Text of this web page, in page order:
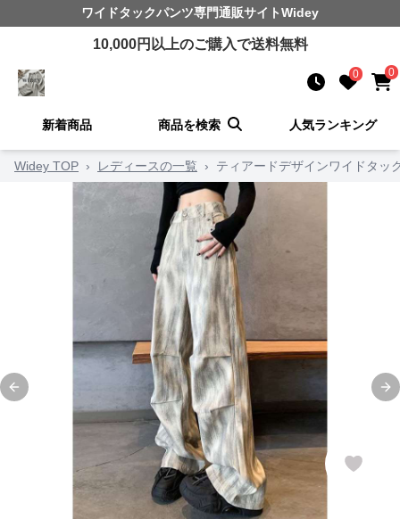
ワイドタックパンツ専門通販サイトWidey
10,000円以上のご購入で送料無料
0 0
新着商品 商品を検索 人気ランキング
Widey TOP › レディースの一覧 › ティアードデザインワイドタッ
Previous slide